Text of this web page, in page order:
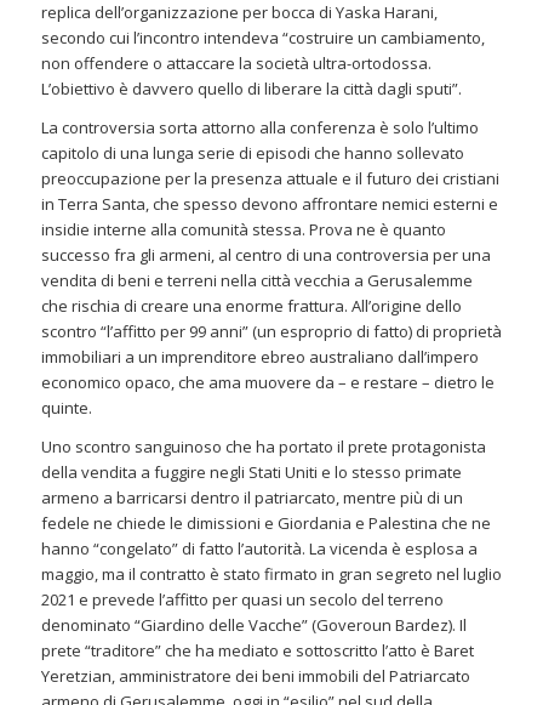
replica dell’organizzazione per bocca di Yaska Harani,
secondo cui l’incontro intendeva “costruire un cambiamento,
non offendere o attaccare la società ultra-ortodossa.
L’obiettivo è davvero quello di liberare la città dagli sputi”.
La controversia sorta attorno alla conferenza è solo l’ultimo
capitolo di una lunga serie di episodi che hanno sollevato
preoccupazione per la presenza attuale e il futuro dei cristiani
in Terra Santa, che spesso devono affrontare nemici esterni e
insidie interne alla comunità stessa. Prova ne è quanto
successo fra gli armeni, al centro di una controversia per una
vendita di beni e terreni nella città vecchia a Gerusalemme
che rischia di creare una enorme frattura. All’origine dello
scontro “l’affitto per 99 anni” (un esproprio di fatto) di proprietà
immobiliari a un imprenditore ebreo australiano dall’impero
economico opaco, che ama muovere da – e restare – dietro le
quinte.
Uno scontro sanguinoso che ha portato il prete protagonista
della vendita a fuggire negli Stati Uniti e lo stesso primate
armeno a barricarsi dentro il patriarcato, mentre più di un
fedele ne chiede le dimissioni e Giordania e Palestina che ne
hanno “congelato” di fatto l’autorità. La vicenda è esplosa a
maggio, ma il contratto è stato firmato in gran segreto nel luglio
2021 e prevede l’affitto per quasi un secolo del terreno
denominato “Giardino delle Vacche” (Goveroun Bardez). Il
prete “traditore” che ha mediato e sottoscritto l’atto è Baret
Yeretzian, amministratore dei beni immobili del Patriarcato